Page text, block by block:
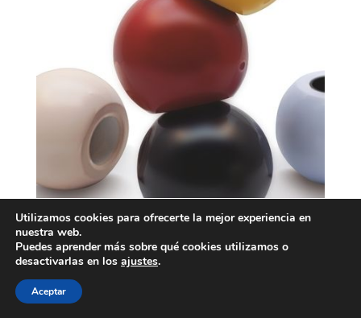
Utilizamos cookies para ofrecerte la mejor experiencia en
nuestra web.
Puedes aprender más sobre qué cookies utilizamos o
desactivarlas en los ajustes.
Aceptar